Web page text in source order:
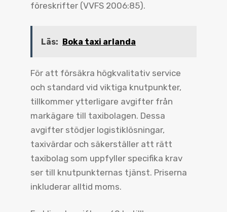
föreskrifter (VVFS 2006:85).
Läs: Boka taxi arlanda
För att försäkra högkvalitativ service
och standard vid viktiga knutpunkter,
tillkommer ytterligare avgifter från
markägare till taxibolagen. Dessa
avgifter stödjer logistiklösningar,
taxivärdar och säkerställer att rätt
taxibolag som uppfyller specifika krav
ser till knutpunkternas tjänst. Priserna
inkluderar alltid moms.